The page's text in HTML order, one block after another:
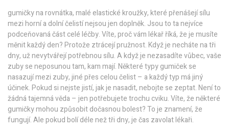
gumičky na rovnátka,malé elastické kroužky, které přenášejí sílu
mezi horní a dolní čelistínejsou jen doplněk. Jsou to ta nejvíce
podceňovaná část celé léčby. Víte, proč vám lékař říká, že je musíte
měnit každý den? Protože ztrácejí pružnost. Když je necháte na tři
dny, už nevytvářejí potřebnou sílu. A když je nezasadíte vůbec, vaše
zuby se neposunou tam, kam mají. Některé typy gumiček se
nasazují mezi zuby, jiné přes celou čelist – a každý typ má jiný
účinek. Pokud si nejste jistí, jak je nasadit, nebojte se zeptat. Není to
žádná tajemná věda – jen potřebujete trochu cviku. Víte, že některé
gumičky mohou způsobit dočasnou bolest? To je znamení, že
fungují. Ale pokud bolí déle než tři dny, je čas zavolat lékaři.